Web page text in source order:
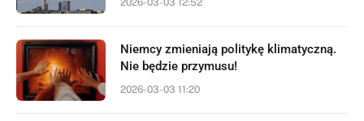
2026-03-03 12:52
Niemcy zmieniają politykę klimatyczną.
Nie będzie przymusu!
2026-03-03 11:20